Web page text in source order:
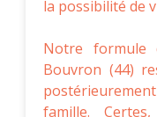
la possibilité de
Notre formule
Bouvron (44)
famille.